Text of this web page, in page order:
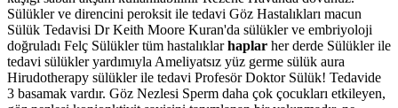
Sülükler ve direncini peroksit ile tedavi Göz Hastalıkları macun
Sülük Tedavisi Dr Keith Moore Kuran'da sülükler ve embriyoloji
doğruladı Felç Sülükler tüm hastalıklarhaplar her derde Sülükler ile
tedavi sülükler yardımıyla Ameliyatsız yüz germe sülük aura
Hirudotherapy sülükler ile tedavi Profesör Doktor Sülük! Tedavide
3 basamak vardır. Göz Nezlesi Sperm daha çok çocukları etkileyen,